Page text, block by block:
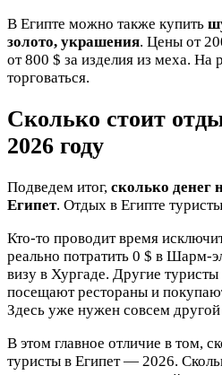
В Египте можно также купить
золото, украшения. Цены от
от 800 $ за изделия из меха. На
торговаться.
Сколько стоит
2026 году
Подведем итог, сколько денег
Египет. Отдых в Египте
Кто-то проводит время
реально потратить 0 $ в Шарм-
визу в Хургаде. Другие туристы
посещают рестораны и
Здесь уже нужен совсем
В этом главное отличие в том,
туристы в Египет — 2026.